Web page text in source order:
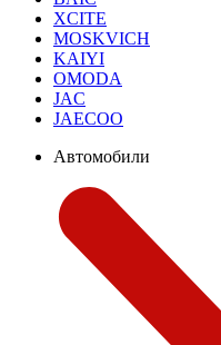
XCITE
MOSKVICH
KAIYI
OMODA
JAC
JAECOO
Автомобили